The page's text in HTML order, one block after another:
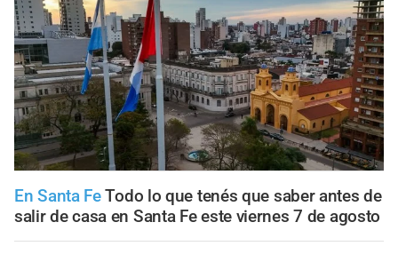
En Santa FeTodo lo que tenés que saber antes de
salir de casa en Santa Fe este viernes 7 de agosto